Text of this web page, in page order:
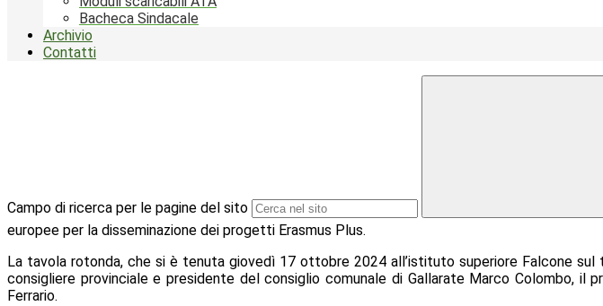
Bacheca Sindacale
Archivio
Contatti
Campo di ricerca per le pagine del sito
europee per la disseminazione dei progetti Erasmus Plus.
La tavola rotonda, che si è tenuta giovedì 17 ottobre 2024 all’istituto superiore Falcone sul
consigliere provinciale e presidente del consiglio comunale di Gallarate Marco Colombo,il
Ferrario.